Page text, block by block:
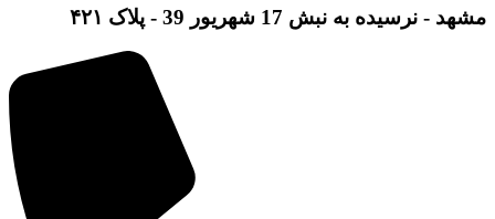
مشهد - نرسیده به نبش 17 شهریور 39 - پلاک ۴۲۱